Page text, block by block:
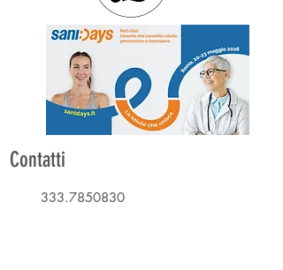
Contatti
333.7850830